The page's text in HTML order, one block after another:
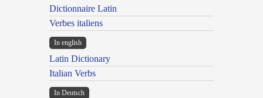
Dictionnaire Latin
Verbes italiens
In english
Latin Dictionary
Italian Verbs
In Deutsch